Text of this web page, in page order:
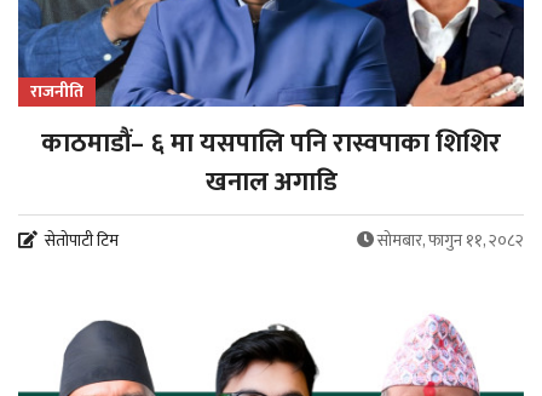
राजनीति
काठमाडौं– ६ मा यसपालि पनि रास्वपाका शिशिर
खनाल अगाडि
सेतोपाटी टिम सोमबार, फागुन ११, २०८२